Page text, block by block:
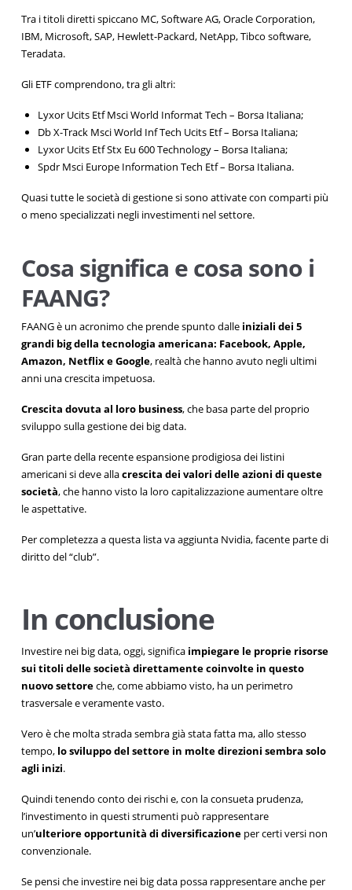
Tra i titoli diretti spiccano MC, Software AG, Oracle Corporation,
IBM, Microsoft, SAP, Hewlett-Packard, NetApp, Tibco software,
Teradata.
Gli ETF comprendono, tra gli altri:
Lyxor Ucits Etf Msci World Informat Tech – Borsa Italiana;
Db X-Track Msci World Inf Tech Ucits Etf – Borsa Italiana;
Lyxor Ucits Etf Stx Eu 600 Technology – Borsa Italiana;
Spdr Msci Europe Information Tech Etf – Borsa Italiana.
Quasi tutte le società di gestione si sono attivate con comparti più
o meno specializzati negli investimenti nel settore.
Cosa significa e cosa sono i
FAANG?
FAANG è un acronimo che prende spunto dalle iniziali dei 5
grandi big della tecnologia americana: Facebook, Apple,
Amazon, Netflix e Google, realtà che hanno avuto negli ultimi
anni una crescita impetuosa.
Crescita dovuta al loro business, che basa parte del proprio
sviluppo sulla gestione dei big data.
Gran parte della recente espansione prodigiosa dei listini
americani si deve allacrescita dei valori delle azioni di queste
società, che hanno visto la loro capitalizzazione aumentare oltre
le aspettative.
Per completezza a questa lista va aggiunta Nvidia, facente parte di
diritto del “club”.
In conclusione
Investire nei big data, oggi, significa impiegare le proprie risorse
sui titoli delle società direttamente coinvolte in questo
nuovo settoreche, come abbiamo visto, ha un perimetro
trasversale e veramente vasto.
Vero è che molta strada sembra già stata fatta ma, allo stesso
tempo, lo sviluppo del settore in molte direzioni sembra solo
agli inizi.
Quindi tenendo conto dei rischi e, con la consueta prudenza,
l’investimento in questi strumenti può rappresentare
un’ulteriore opportunità di diversificazioneper certi versi non
convenzionale.
Se pensi che investire nei big data possa rappresentare anche per